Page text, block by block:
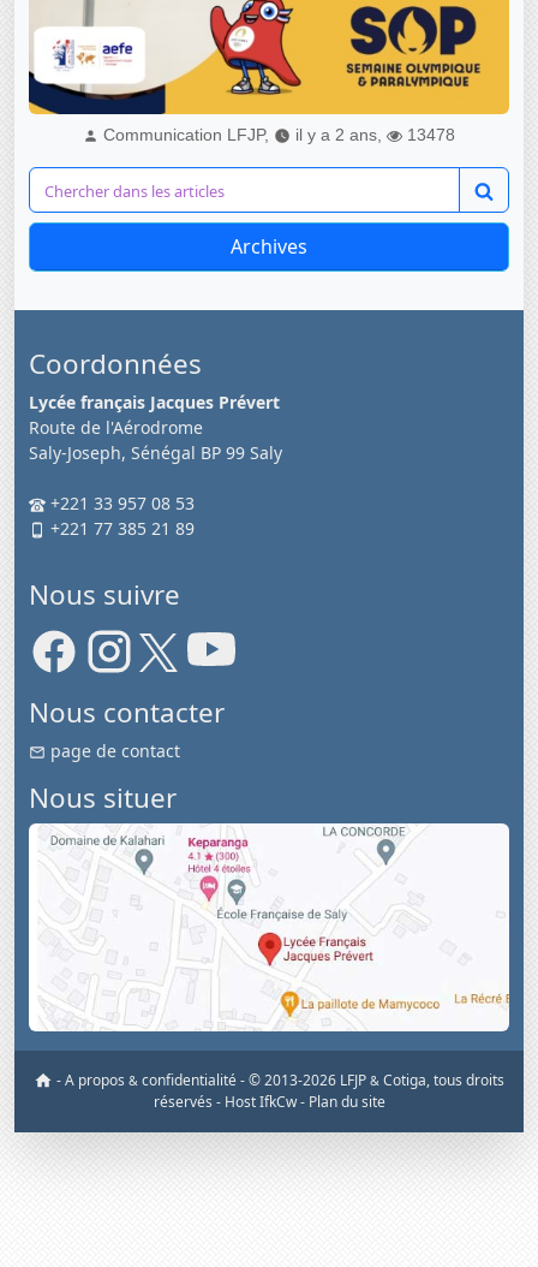
Communication LFJP, il y a 2 ans, 13478
Archives
Coordonnées
Lycée français Jacques Prévert
Route de l'Aérodrome
Saly-Joseph, Sénégal BP 99 Saly
+221 33 957 08 53
+221 77 385 21 89
Nous suivre
Nous contacter
page de contact
Nous situer
-A propos & confidentialité-© 2013-2026 LFJP & Cotiga, tous droits
réservés - Host IfkCw - Plan du site